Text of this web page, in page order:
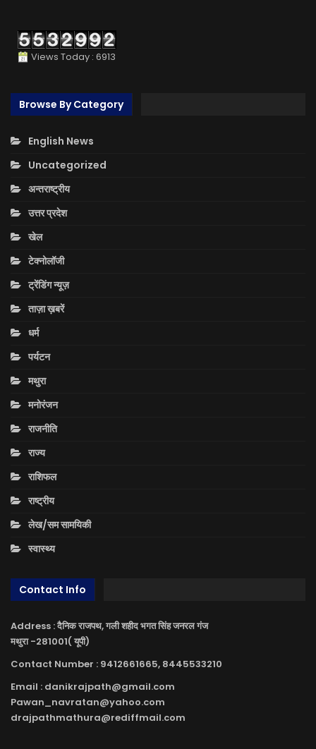
Views Today : 6913
Browse By Category
English News
Uncategorized
अन्तराष्ट्रीय
उत्तर प्रदेश
खेल
टेक्नोलॉजी
ट्रेंडिंग न्यूज़
ताज़ा ख़बरें
धर्म
पर्यटन
मथुरा
मनोरंजन
राजनीति
राज्य
राशिफल
राष्ट्रीय
लेख/सम सामयिकी
स्वास्थ्य
Contact Info
Address : दैनिक राजपथ, गली शहीद भगत सिंह जनरल गंज
मथुरा -281001( यूपी)
Contact Number : 9412661665, 8445533210
Email : danikrajpath@gmail.com
Pawan_navratan@yahoo.com
drajpathmathura@rediffmail.com